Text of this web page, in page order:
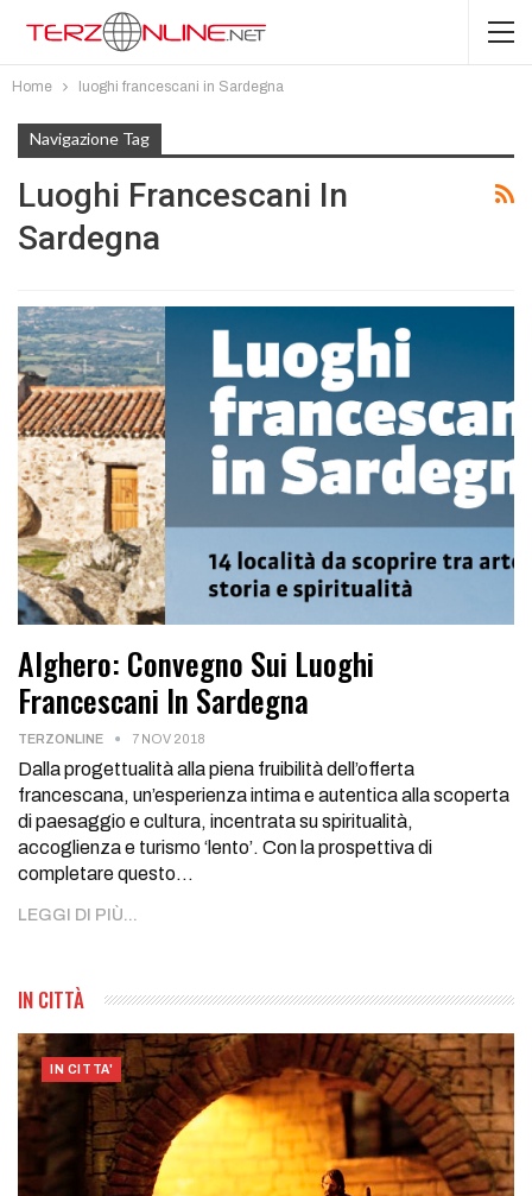
Home luoghi francescani in Sardegna
Navigazione Tag
Luoghi Francescani In
Sardegna
Alghero: Convegno Sui Luoghi
Francescani In Sardegna
TERZONLINE 7 NOV 2018
Dalla progettualità alla piena fruibilità dell’offerta
francescana, un’esperienza intima e autentica alla scoperta
di paesaggio e cultura, incentrata su spiritualità,
accoglienza e turismo ‘lento’. Con la prospettiva di
completare questo…
LEGGI DI PIÙ...
IN CITTÀ
IN CITTA'